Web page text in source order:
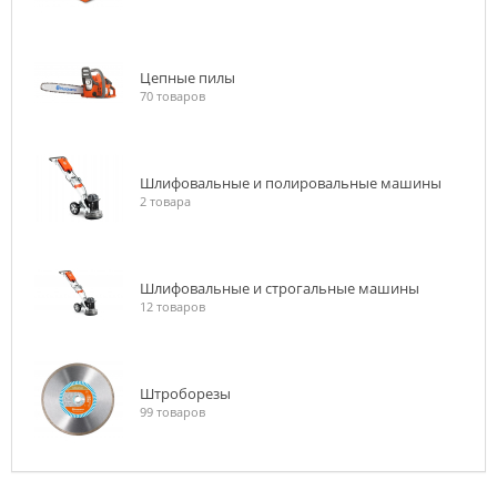
Цепные пилы
70 товаров
Шлифовальные и полировальные машины
2 товара
Шлифовальные и строгальные машины
12 товаров
Штроборезы
99 товаров